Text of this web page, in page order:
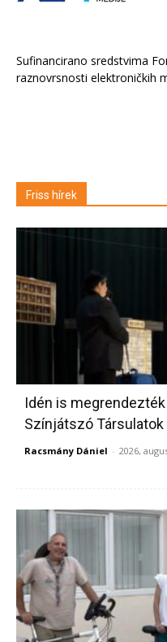
Sufinancirano sredstvima
raznovrsnosti elektroničkih
Friss hírek
Idén is
Színjátszó
Racsmány Dániel - 2026,